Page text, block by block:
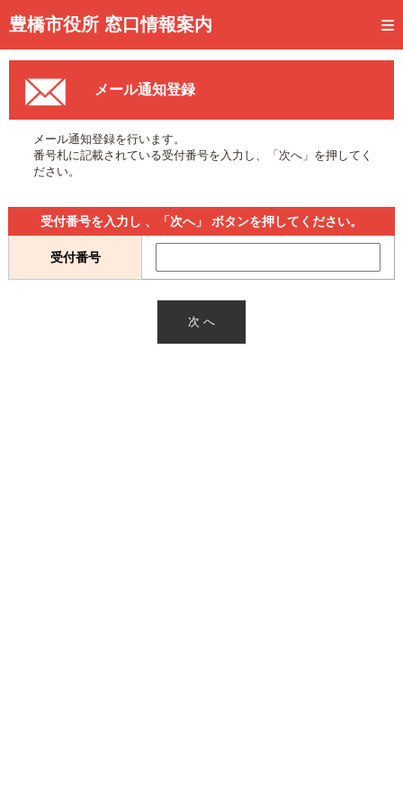
豊橋市役所 窓口情報案内
トップページ
事前予約
予約状況確認
窓口混雑状況
待ち状況確認
メール通知登録
メール通知登録
メール通知登録を行います。
番号札に記載されている受付番号を入力し、「次へ」を押してく
ださい。
受付番号を入力し 、「次へ」 ボタンを押してください。
受付番号